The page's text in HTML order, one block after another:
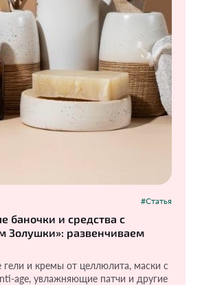
#Статья
баночки и средства с
Золушки»: развенчиваем
гели и кремы от целлюлита, маски с
age, увлажняющие патчи и другие